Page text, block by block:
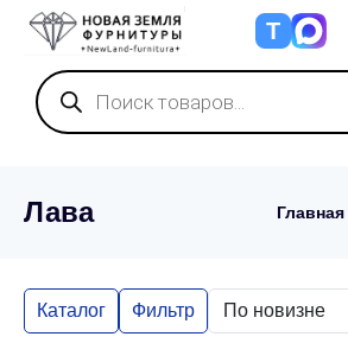
Т
Поиск
товаров
Главная
Лава
Каталог Фильтр